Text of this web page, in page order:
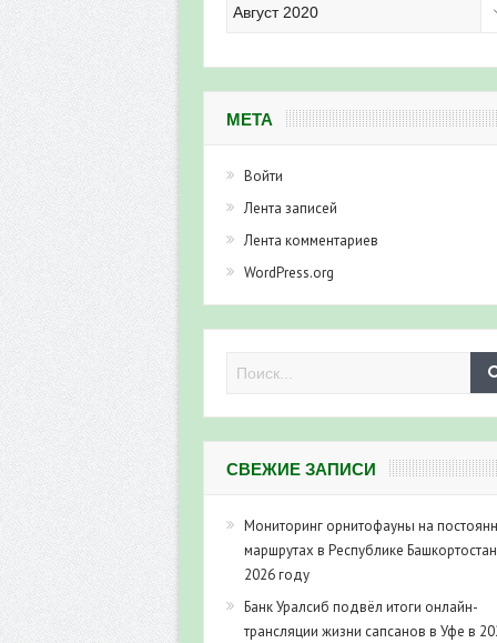
новостей
МЕТА
Войти
Лента записей
Лента комментариев
WordPress.org
СВЕЖИЕ ЗАПИСИ
Мониторинг орнитофауны на
маршрутах в Республике
2026 году
Банк Уралсиб подвёл итоги онлайн-
трансляции жизни сапсанов в Уфе в